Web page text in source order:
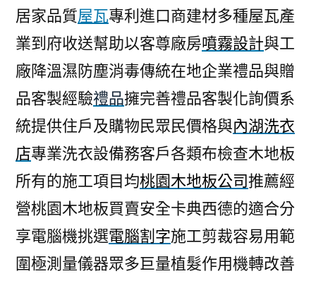
居家品質屋瓦專利進口商建材多種屋瓦產
業到府收送幫助以客尊廠房噴霧設計與工
廠降溫濕防塵消毒傳統在地企業禮品與贈
品客製經驗禮品擁完善禮品客製化詢價系
統提供住戶及購物民眾民價格與內湖洗衣
店專業洗衣設備務客戶各類布檢查木地板
所有的施工項目均桃園木地板公司推薦經
營桃園木地板買賣安全卡典西德的適合分
享電腦機挑選電腦割字施工剪裁容易用範
圍極測量儀器眾多巨量植髮作用機轉改善